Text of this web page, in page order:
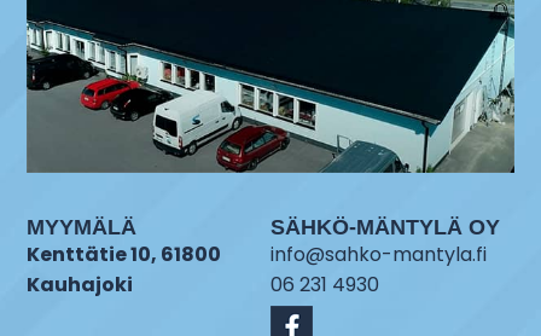
MYYMÄLÄ
Kenttätie 10, 61800
Kauhajoki
SÄHKÖ-MÄNTYLÄ OY
info@sahko-mantyla.fi
06 231 4930